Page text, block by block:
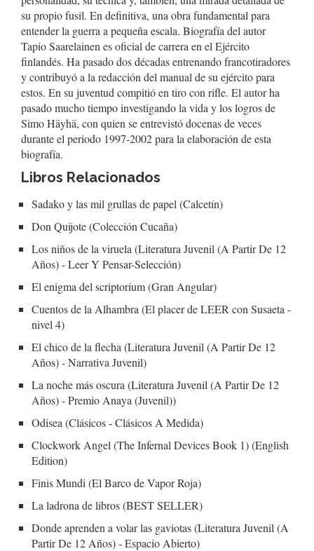
su propio fusil. En definitiva, una obra fundamental para
entender la guerra a pequeña escala. Biografía del autor
Tapio Saarelainen es oficial de carrera en el Ejército
finlandés. Ha pasado dos décadas entrenando francotiradores
y contribuyó a la redacción del manual de su ejército para
estos. En su juventud compitió en tiro con rifle. El autor ha
pasado mucho tiempo investigando la vida y los logros de
Simo Häyhä, con quien se entrevistó docenas de veces
durante el periodo 1997-2002 para la elaboración de esta
biografía.
Libros Relacionados
Sadako y las mil grullas de papel (Calcetín)
Don Quijote (Colección Cucaña)
Los niños de la viruela (Literatura Juvenil (A Partir De 12
Años) - Leer Y Pensar-Selección)
El enigma del scriptorium (Gran Angular)
Cuentos de la Alhambra (El placer de LEER con Susaeta -
nivel 4)
El chico de la flecha (Literatura Juvenil (A Partir De 12
Años) - Narrativa Juvenil)
La noche más oscura (Literatura Juvenil (A Partir De 12
Años) - Premio Anaya (Juvenil))
Odisea (Clásicos - Clásicos A Medida)
Clockwork Angel (The Infernal Devices Book 1) (English
Edition)
Finis Mundi (El Barco de Vapor Roja)
La ladrona de libros (BEST SELLER)
Donde aprenden a volar las gaviotas (Literatura Juvenil (A
Partir De 12 Años) - Espacio Abierto)